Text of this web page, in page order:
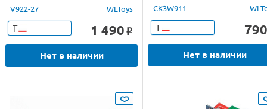
V922-27 WLToys
Т 1 490 o
Нет в наличии
CK3W911
Т 790
Нет в наличии